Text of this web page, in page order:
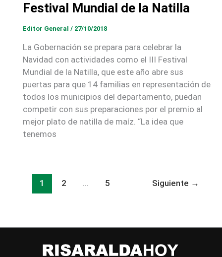
Festival Mundial de la Natilla
Editor General / 27/10/2018
La Gobernación se prepara para celebrar la
Navidad con actividades como el III Festival
Mundial de la Natilla, que este año abre sus
puertas para que 14 familias en representación de
todos los municipios del departamento, puedan
competir con sus preparaciones por el premio al
mejor plato de natilla de maíz. “La idea que
tenemos
1 2 … 5 Siguiente →